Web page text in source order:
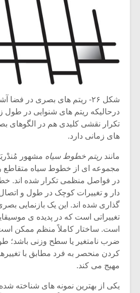
شکل ۲۶- ریتم های بصری در
درحالیکه ریتم های شنوایی در طول
تکرار نقشی کلیدی هم در الگوهای
های زمانی دارد.
مانند ریتم خطوط سیاه
مجموعه ای از خطوط سیاه متقاطع
در فواصل منظمی تکرار شده اند.
دار و تغییرات کوچک در طول و
گذاری شده اند. این یک بازنمایی بصری
تغییراتی است که در پدیده ی
است. ساختار کاملاً منظم ممکن
ضرب نامتغیر یا سطح وزنی باشد؛
کردن منحصر به فرد مطابق با
مهیج می کند.
یکی از بهترین نمونه های شناخته